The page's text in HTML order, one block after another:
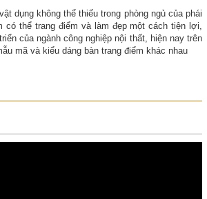
dụng không thể thiếu trong phòng ngủ của phái
có thể trang điểm và làm đẹp một cách tiện lợi,
của ngành công nghiệp nội thất, hiện nay trên
mã và kiểu dáng bàn trang điểm khác nhau